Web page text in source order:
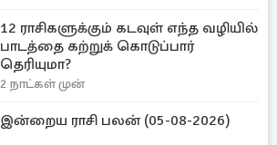
12 ராசிகளுக்கும் கடவுள் எந்த வழியில்
பாடத்தை கற்றுக் கொடுப்பார்
தெரியுமா?
2 நாட்கள் முன்
இன்றைய ராசி பலன் (05-08-2026)